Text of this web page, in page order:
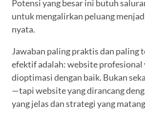
Potensi yang besar ini butuh
untuk mengalirkan peluang
nyata.
Jawaban paling praktis dan paling
efektif adalah: website profesional
dioptimasi dengan baik. Bukan
—tapi website yang dirancang
yang jelas dan strategi yang